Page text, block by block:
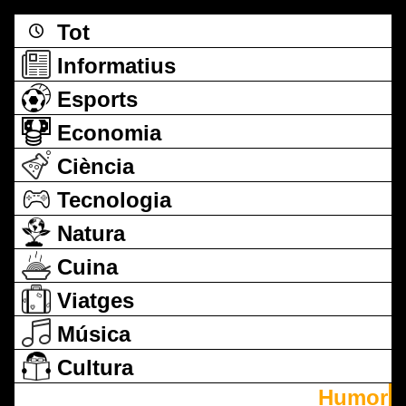
Tot
Informatius
Esports
Economia
Ciència
Tecnologia
Natura
Cuina
Viatges
Música
Cultura
Humor